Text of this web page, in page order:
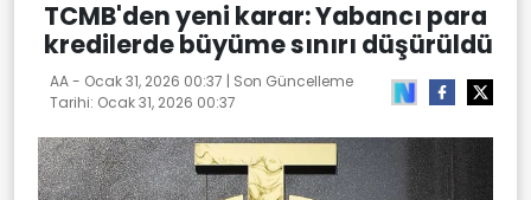
TCMB'den yeni karar: Yabancı para
kredilerde büyüme sınırı düşürüldü
AA - Ocak 31, 2026 00:37 | Son Güncelleme
Tarihi: Ocak 31, 2026 00:37